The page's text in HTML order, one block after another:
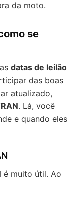
da moto.
se
datas de leilão
das boas
atualizado,
. Lá, você
e quando eles
é muito útil. Ao